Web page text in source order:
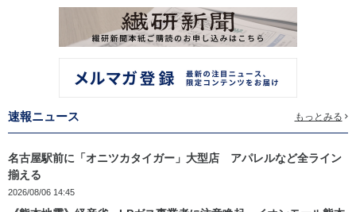
速報ニュース もっとみる
名古屋駅前に「オニツカタイガー」大型店 アパレルなど全ライン
揃える
2026/08/06 14:45